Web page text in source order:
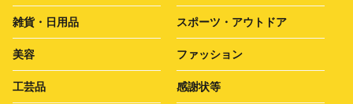
雑貨・日用品 スポーツ・アウトドア
美容 ファッション
工芸品 感謝状等